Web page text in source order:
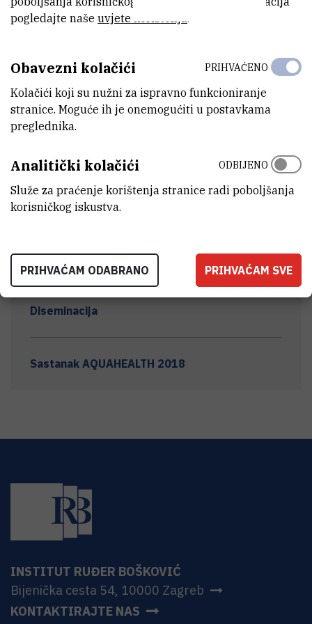
Terenski rad
Mikrobiološke analize
Mikrobiološka analiza sedimenta
Diseminacija
Sastanak AQUAHEALTH 2018
INSTITUT RUĐER BOŠKOVIĆ
Bijenička cesta 54, 10000 Zagreb
KONTAKTIRAJTE NAS
pogledajte naše uvjete korištenja.
Obavezni kolačići
Kolačići koji su nužni za ispravno funkcioniranje
stranice. Moguće ih je onemogućiti u postavkama
preglednika.
PRIHVAĆENO
Analitički kolačići
Služe za praćenje korištenja stranice radi poboljšanja
korisničkog iskustva.
ODBIJENO
PRIHVAĆAM ODABRANO PRIHVAĆAM SVE